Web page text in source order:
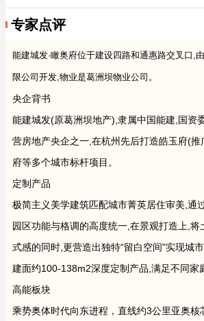
专家点评
能建城发·瞰奥府位于建设四路和通惠路交叉口,
限公司开发,物业是葛洲坝物业公司。
央企背书
能建城发(原葛洲坝地产),隶属中国能建,国资
营房地产央企之一,在杭州先后打造皓玉府(
府等多个城市标杆项目。
定制产品
极简主义美学建筑匹配城市菁英居住审美,通
园区功能与格调的高度统一,在景观打造上,将
式感的同时,更营造出独特“留白空间"实现城市
建面约100-138m2深度定制产品,满足不同家
高能板块
乘势奥体时代向东进程，直线约3公里亚奥核